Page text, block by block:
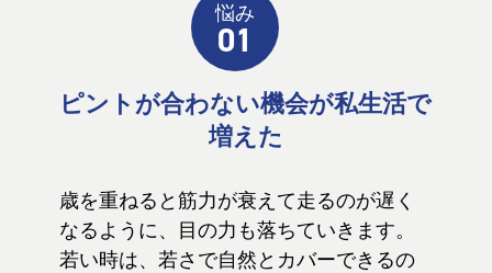
悩み
01
ピントが合わない機会が私生活で
増えた
歳を重ねると筋力が衰えて走るのが遅く
なるように、目の力も落ちていきます。
若い時は、若さで自然とカバーできるの